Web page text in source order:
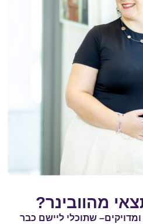
מהוובינר?
שתוכלי ליישם כבר